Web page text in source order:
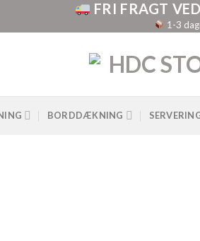
FRI FRAGT
1-3
BORDDÆKNING